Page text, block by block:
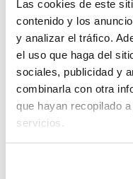
Las cookies de este
contenido y los
y analizar el tráfico.
el uso que haga del
sociales, publicidad y
combinarla con otra
que hayan recopilado
servicios.
MS-F 210 Barra de
Los modelos
suspensión
elemento a
configuración de